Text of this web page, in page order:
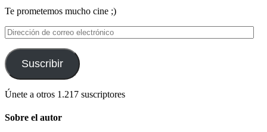
Te prometemos mucho cine ;)
Dirección
de
correo
electrónico
Suscribir
Únete a otros 1.217 suscriptores
Sobre el autor